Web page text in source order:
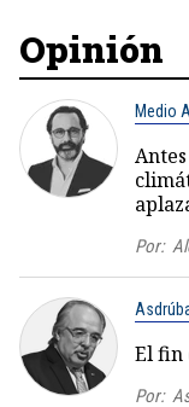
Opinión
Medio
Por:
El fin
Por: